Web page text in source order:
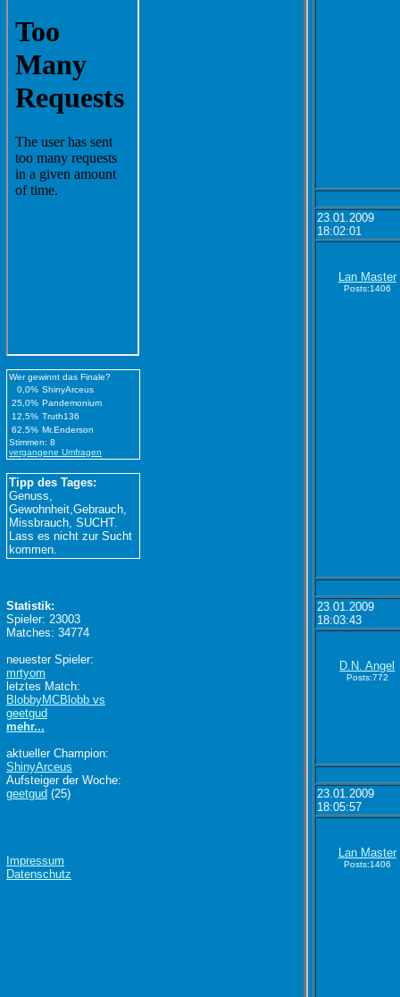
23.01.2009
18:02:01
Lan Master
Posts:1406
23.01.2009
18:03:43
D.N. Angel
Posts:772
23.01.2009
18:05:57
Lan Master
Posts:1406
Wer gewinnt das Finale?
0,0% ShinyArceus
25,0% Pandemonium
12,5% Truth136
62,5% Mr.Enderson
Stimmen: 8
vergangene Umfragen
Tipp des Tages:
Genuss,
Gewohnheit,Gebrauch,
Missbrauch, SUCHT.
Lass es nicht zur Sucht
kommen.
Statistik:
Spieler: 23003
Matches: 34774
neuester Spieler:
mrtyom
letztes Match:
BlobbyMCBlobb vs
geetgud
mehr...
aktueller Champion:
ShinyArceus
Aufsteiger der Woche:
geetgud (25)
Impressum
Datenschutz